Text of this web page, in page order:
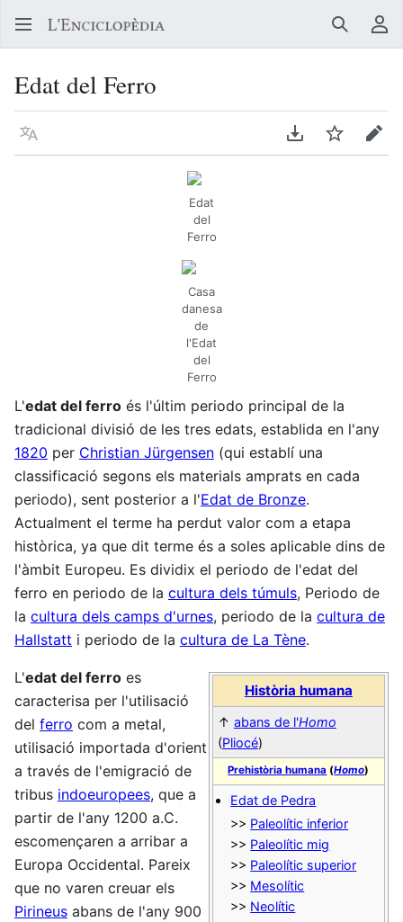
Buscar
Edat del Ferro
Llegir en un atre idioma Descarregar en
Vigilar
Edat
del
Ferro
Casa
danesa
de
l'Edat
del
Ferro
L'edat del ferro és l'últim periodo principal de la
tradicional divisió de les tres edats, establida en l'any
1820 per Christian Jürgensen (qui establí una
classificació segons els materials amprats en cada
periodo), sent posterior a l'Edat de Bronze.
Actualment el terme ha perdut valor com a etapa
històrica, ya que dit terme és a soles aplicable dins de
l'àmbit Europeu. Es dividix el periodo de l'edat del
ferro en periodo de la cultura dels túmuls, Periodo de
la cultura dels camps d'urnes, periodo de la cultura de
Hallstatt i periodo de la cultura de La Tène.
Història humana
↑ abans de l'Homo
(Pliocé)
Prehistòria humana (Homo)
Edat de Pedra
>> Paleolític inferior
>> Paleolític mig
>> Paleolític superior
>> Mesolític
>> Neolític
L'edat del ferro es
caracterisa per l'utilisació
del ferro com a metal,
utilisació importada d'orient
a través de l'emigració de
tribus indoeuropees, que a
partir de l'any 1200 a.C.
escomençaren a arribar a
Europa Occidental. Pareix
que no varen creuar els
Pirineus abans de l'any 900